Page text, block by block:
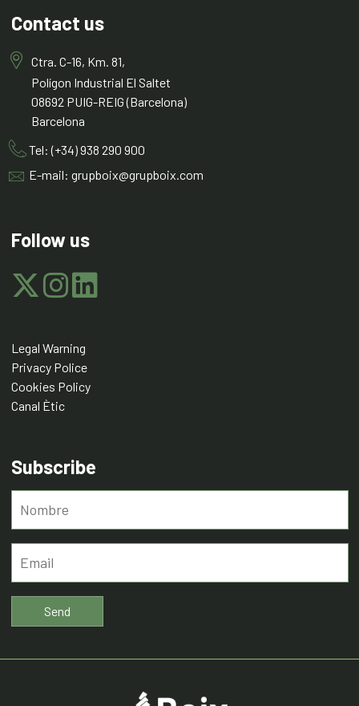
Contact us
Ctra. C-16, Km. 81,
Polígon Industrial El Saltet
08692 PUIG-REIG (Barcelona)
Barcelona
Tel: (+34) 938 290 900
E-mail: grupboix@grupboix.com
Follow us
Legal Warning
Privacy Police
Cookies Policy
Canal Ètic
Subscribe